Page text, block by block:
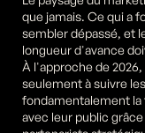
que jamais. Ce qui a
sembler dépassé, et
longueur d'avance
À l'approche de
seulement à suivre
fondamentalement
avec leur public